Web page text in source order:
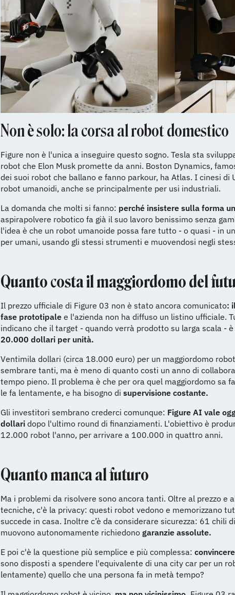
Non è solo: la corsa al robot domestico
Figure non è l'unica a inseguire questo sogno. Tesla sta
robot che Elon Musk promette da anni. Boston Dynamics,
dei suoi robot che ballano e fanno parkour, ha Atlas. I cinesi di
robot umanoidi, anche se principalmente per usi industriali.
La domanda che molti si fanno: perché insistere sulla forma
aspirapolvere robotico fa già il suo lavoro benissimo senza
l'idea è che un robot umanoide possa fare tutto - o quasi - in
per umani, usando gli stessi strumenti e muovendosi negli
Quanto costa il maggiordomo del
Il prezzo ufficiale di Figure 03 non è stato ancora comunicato:
fase prototipale e l'azienda non ha diffuso un listino ufficiale.
indicano che il target - quando verrà prodotto su larga scala -
20.000 dollari per unità.
Ventimila dollari (circa 18.000 euro) per un maggiordomo
sembrare tanti, ma è meno di quanto costi un anno di
tempo pieno. Il problema è che per ora quel maggiordomo sa
le fa lentamente, e ha bisogno di supervisione costante.
Gli investitori sembrano crederci comunque: Figure AI vale
dollari dopo l'ultimo round di finanziamenti. L'obiettivo è
12.000 robot l'anno, per arrivare a 100.000 in quattro anni.
Quanto manca al futuro
Ma i problemi da risolvere sono ancora tanti. Oltre al prezzo e
tecniche, c'è la privacy: questi robot vedono e memorizzano
succede in casa. Inoltre c’è da considerare sicurezza: 61 chili
muovono autonomamente richiedono garanzie assolute.
E poi c'è la questione più semplice e più complessa:
sono disposti a spendere l'equivalente di una city car per un
lentamente) quello che una persona fa in metà tempo?